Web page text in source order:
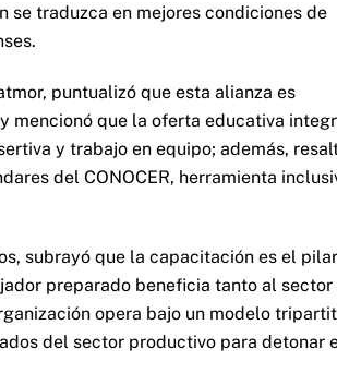
traduzca en mejores condiciones de
puntualizó que esta alianza es
mencionó que la oferta educativa
y trabajo en equipo; además,
del CONOCER, herramienta
subrayó que la capacitación es el pilar
preparado beneficia tanto al sector
opera bajo un modelo
del sector productivo para detonar